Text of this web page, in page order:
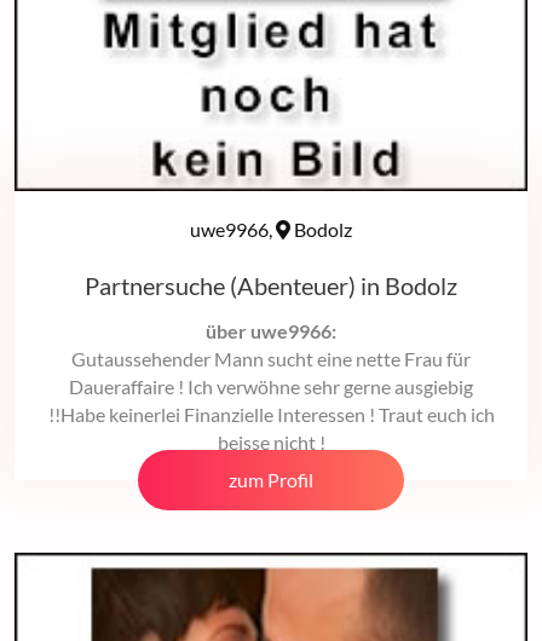
uwe9966, Bodolz
Partnersuche (Abenteuer) in Bodolz
über uwe9966:
Gutaussehender Mann sucht eine nette Frau für
Daueraffaire ! Ich verwöhne sehr gerne ausgiebig
!!Habe keinerlei Finanzielle Interessen ! Traut euch ich
beisse nicht !
zum Profil